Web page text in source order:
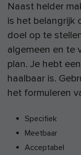
Naast helder
is het belangrijk
doel op te
algemeen en te
plan. Je hebt
haalbaar is.
het formuleren
Specifiek
Meetbaar
Acceptabel